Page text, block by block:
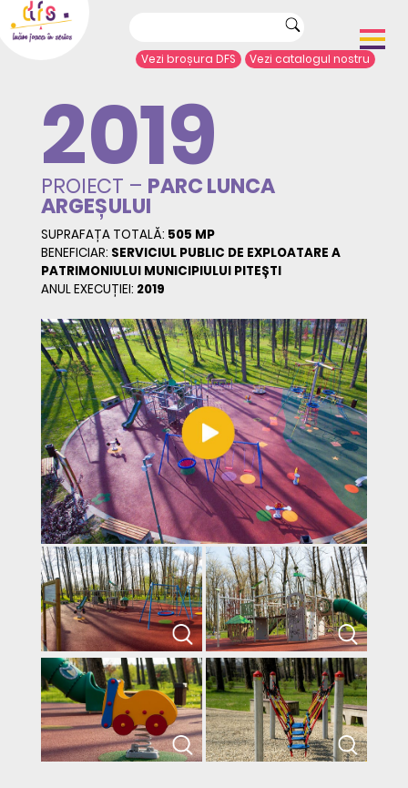
Vezi broșura DFS Vezi catalogul nostru
Despre noi
Portofoliu proiecte
Echipamente de joacă
Complexe de joacă
Sport și agrement
Mobilier urban
Articole de presă
Arhitecți/Proiectanți
2019
PROIECT – PARC LUNCA
ARGEȘULUI
SUPRAFAȚA TOTALĂ: 505 MP
BENEFICIAR: SERVICIUL PUBLIC DE EXPLOATARE A
PATRIMONIULUI MUNICIPIULUI PITEȘTI
ANUL EXECUȚIEI: 2019